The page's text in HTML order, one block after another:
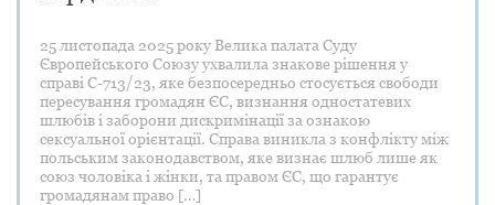
25 листопада 2025 року Велика палата Суду
Європейського Союзу ухвалила знакове рішення у
справі C-713/23, яке безпосередньо стосується свободи
пересування громадян ЄС, визнання одностатевих
шлюбів і заборони дискримінації за ознакою
сексуальної орієнтації. Справа виникла з конфлікту між
польським законодавством, яке визнає шлюб лише як
союз чоловіка і жінки, та правом ЄС, що гарантує
громадянам право […]